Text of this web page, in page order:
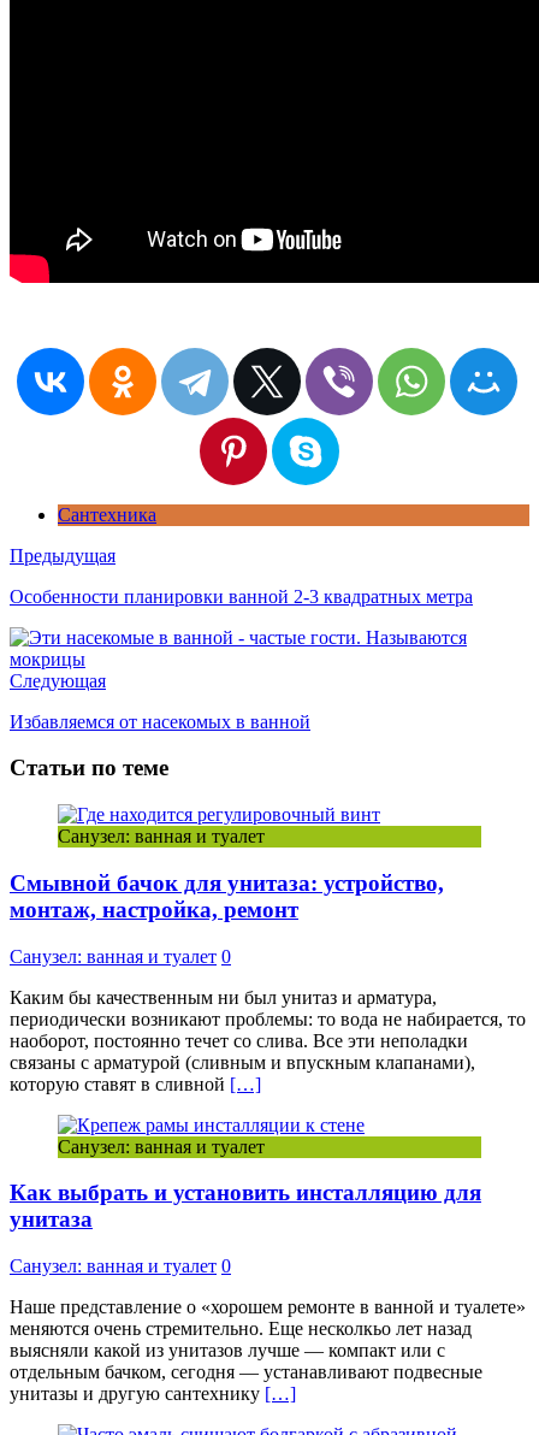
Сантехника
Предыдущая
Особенности планировки ванной 2-3 квадратных метра
Следующая
Избавляемся от насекомых в ванной
Статьи по теме
Санузел: ванная и туалет
Смывной бачок для унитаза: устройство,
монтаж, настройка, ремонт
Санузел: ванная и туалет 0
Каким бы качественным ни был унитаз и арматура,
периодически возникают проблемы: то вода не набирается, то
наоборот, постоянно течет со слива. Все эти неполадки
связаны с арматурой (сливным и впускным клапанами),
которую ставят в сливной […]
Санузел: ванная и туалет
Как выбрать и установить инсталляцию для
унитаза
Санузел: ванная и туалет 0
Наше представление о «хорошем ремонте в ванной и туалете»
меняются очень стремительно. Еще несколкьо лет назад
выясняли какой из унитазов лучше — компакт или с
отдельным бачком, сегодня — устанавливают подвесные
унитазы и другую сантехнику […]